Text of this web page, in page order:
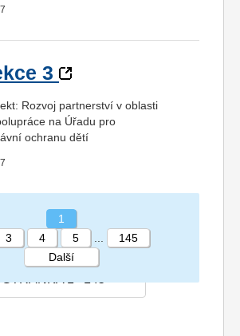
3
Rozvoj partnerství v oblasti
na Úřadu pro
ochranu dětí
1
3 4 5
145
Další